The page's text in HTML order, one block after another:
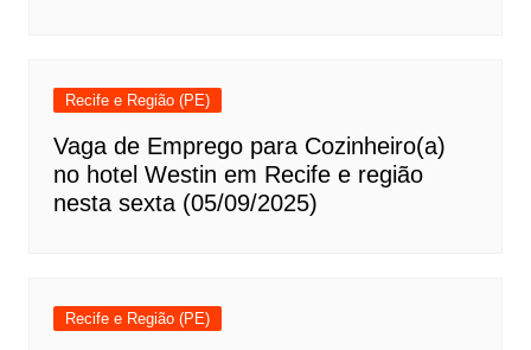
Recife e Região (PE)
Vaga de Emprego para Cozinheiro(a)
no hotel Westin em Recife e região
nesta sexta (05/09/2025)
Recife e Região (PE)